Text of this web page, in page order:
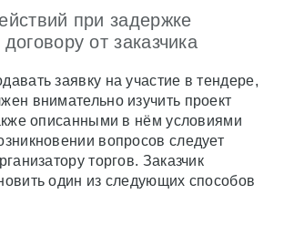
при задержке
от заказчика
заявку на участие в тендере,
внимательно изучить проект
описанными в нём условиями
вопросов следует
торгов. Заказчик
один из следующих способов